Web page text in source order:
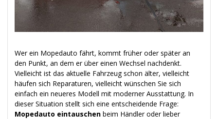
Wer ein Mopedauto fährt, kommt früher oder später an
den Punkt, an dem er über einen Wechsel nachdenkt.
Vielleicht ist das aktuelle Fahrzeug schon älter, vielleicht
häufen sich Reparaturen, vielleicht wünschen Sie sich
einfach ein neueres Modell mit moderner Ausstattung. In
dieser Situation stellt sich eine entscheidende Frage:
Mopedauto eintauschen beim Händler oder lieber